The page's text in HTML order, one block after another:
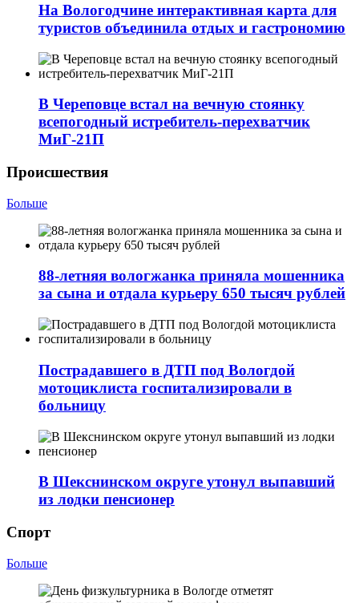
На Вологодчине интерактивная карта для
туристов объединила отдых и гастрономию
В Череповце встал на вечную стоянку
всепогодный истребитель-перехватчик
МиГ‑21П
Происшествия
Больше
88-летняя вологжанка приняла мошенника
за сына и отдала курьеру 650 тысяч рублей
Пострадавшего в ДТП под Вологдой
мотоциклиста госпитализировали в
больницу
В Шекснинском округе утонул выпавший
из лодки пенсионер
Спорт
Больше